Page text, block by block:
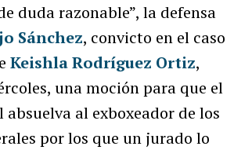
duda razonable”, la defensa
Sánchez, convicto en el caso
Keishla Rodríguez Ortiz,
una moción para que el
al exboxeador de los
por los que un jurado lo